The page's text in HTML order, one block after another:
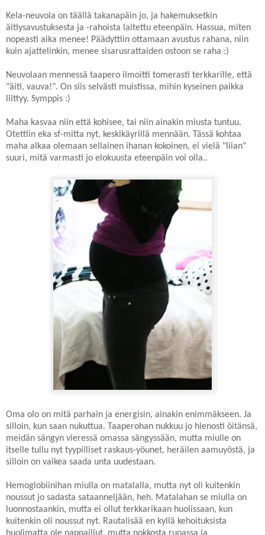
Kela-neuvola on täällä takanapäin jo, ja hakemuksetkin
äitiysavustuksesta ja -rahoista laitettu eteenpäin. Hassua, miten
nopeasti aika menee! Päädyttiin ottamaan avustus rahana, niin
kuin ajattelinkin, menee sisarusrattaiden ostoon se raha :)
Neuvolaan mennessä taapero ilmoitti tomerasti terkkarille, että
"äiti, vauva!". On siis selvästi muistissa, mihin kyseinen paikka
liittyy. Symppis :)
Maha kasvaa niin että kohisee, tai niin ainakin miusta tuntuu.
Otettiin eka sf-mitta nyt, keskikäyrillä mennään. Tässä kohtaa
maha alkaa olemaan sellainen ihanan kokoinen, ei vielä "liian"
suuri, mitä varmasti jo elokuusta eteenpäin voi olla..
Oma olo on mitä parhain ja energisin, ainakin enimmäkseen. Ja
silloin, kun saan nukuttua. Taaperohan nukkuu jo hienosti öitänsä,
meidän sängyn vieressä omassa sängyssään, mutta miulle on
itselle tullu nyt tyypilliset raskaus-yöunet, heräilen aamuyöstä, ja
silloin on vaikea saada unta uudestaan.
Hemoglobiinihan miulla on matalalla, mutta nyt oli kuitenkin
noussut jo sadasta sataanneljään, heh. Matalahan se miulla on
luonnostaankin, mutta ei ollut terkkarikaan huolissaan, kun
kuitenkin oli noussut nyt. Rautalisää en kyllä kehoituksista
huolimatta ole nappaillut, mutta nokkosta ruoassa ja